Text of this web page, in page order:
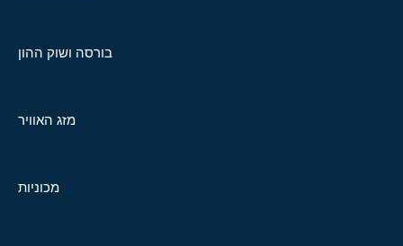
בורסה ושוק ההון
מזג האוויר
מכוניות